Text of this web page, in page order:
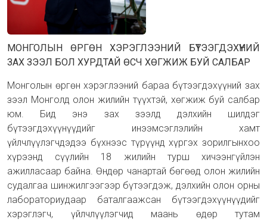
МОНГОЛЫН ӨРГӨН ХЭРЭГЛЭЭНИЙ БҮТЭЭГДЭХҮҮНИЙ
ЗАХ ЗЭЭЛ БОЛ ХУРДТАЙ ӨСЧ ХӨГЖИЖ БУЙ САЛБАР
Монголын өргөн хэрэглээний бараа бүтээгдэхүүний зах
зээл Монголд олон жилийн түүхтэй, хөгжиж буй салбар
юм. Бид энэ зах зээлд дэлхийн шилдэг
бүтээгдэхүүнүүдийг инээмсэглэлийн хамт
үйлчлүүлэгчдэдээ бүхнээс түрүүнд хүргэх зорилгынхоо
хүрээнд сүүлийн 18 жилийн турш хичээнгүйлэн
ажилласаар байна. Өндөр чанартай бөгөөд олон жилийн
судалгаа шинжилгээгээр бүтээгдэж, дэлхийн олон орны
лабораториудаар баталгаажсан бүтээгдэхүүнүүдийг
хэрэглэгч, үйлчлүүлэгчид маань өдөр тутам